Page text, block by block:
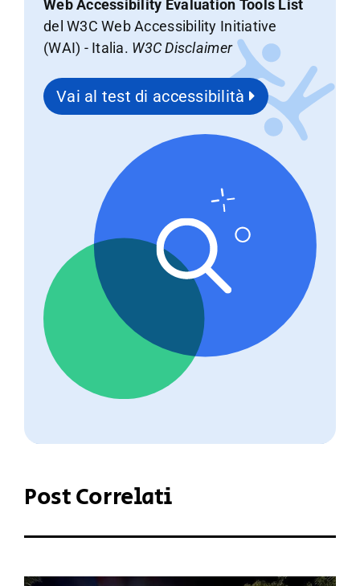
Web Accessibility Evaluation Tools List
del W3C Web Accessibility Initiative
(WAI) - Italia. W3C Disclaimer
Vai al test di accessibilità
Post Correlati